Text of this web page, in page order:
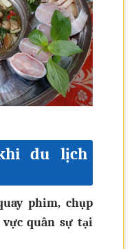
du lịch
phim, chụp
quân sự tại